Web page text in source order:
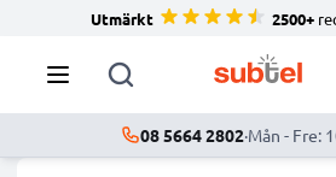
Utmärkt 2500+
08 5664 2802·Mån - Fre: